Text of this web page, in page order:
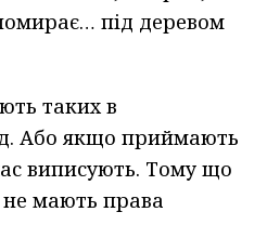
під деревом
таких в
Або якщо приймають
виписують. Тому що
мають права